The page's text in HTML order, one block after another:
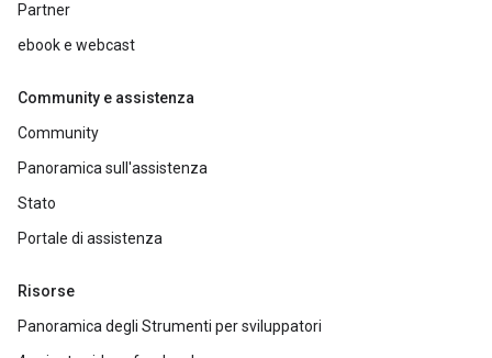
Partner
ebook e webcast
Community e assistenza
Community
Panoramica sull'assistenza
Stato
Portale di assistenza
Risorse
Panoramica degli Strumenti per sviluppatori